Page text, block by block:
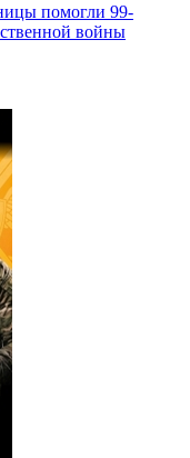
помогли 99-
войны